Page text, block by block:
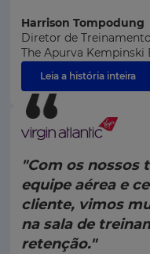
Harrison Tompodung
Diretor de
The Apurva Kempinski
Leia a história inteira
"Com os nossos
equipe aérea e
cliente, vimos
na sala de
retenção."